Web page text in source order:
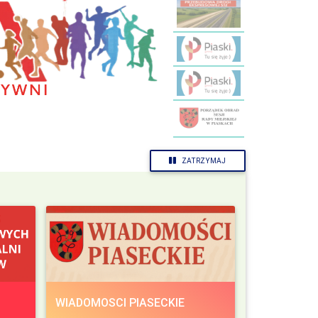
ZATRZYMAJ
WIADOMOSCI PIASECKIE